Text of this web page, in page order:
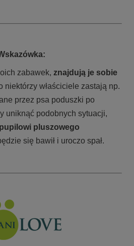
zabawek, znajdują je sobie
niektórzy właściciele zastają np.
przez psa poduszki po
uniknąć podobnych sytuacji,
pluszowego
się bawił i uroczo spał.